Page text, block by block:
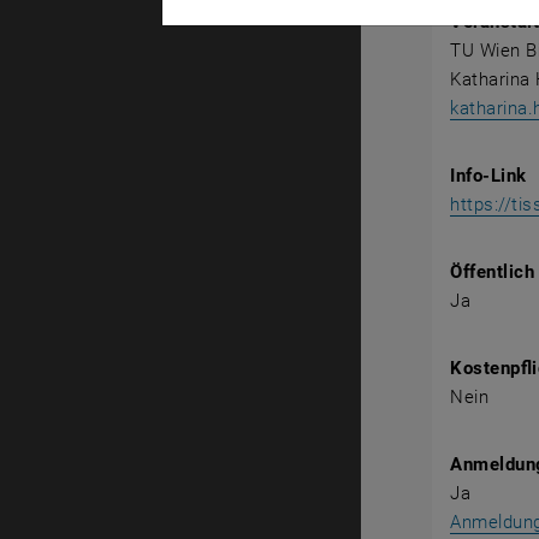
TU Wien
Katharina
Info-Link
https://
Öffentlich
Ja
Nein
Ja